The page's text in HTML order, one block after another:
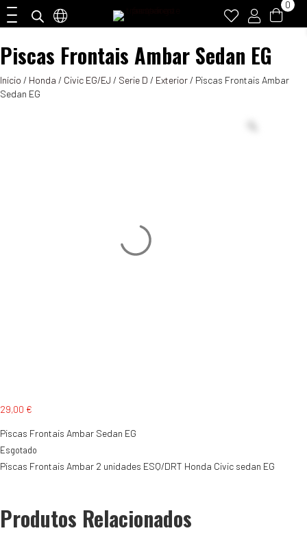
0
Piscas Frontais Ambar Sedan EG
Início / Honda / Civic EG/EJ / Serie D / Exterior/ Piscas Frontais Ambar
Sedan EG
29,00 €
Piscas Frontais Ambar Sedan EG
Esgotado
Piscas Frontais Ambar 2 unidades ESQ/DRT Honda Civic sedan EG
Produtos Relacionados